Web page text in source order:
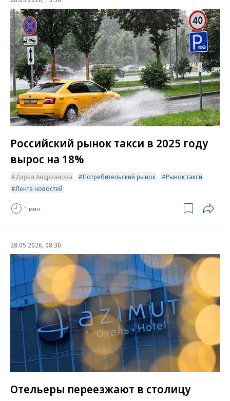
Российский рынок такси в 2025 году
вырос на 18%
Дарья Андрианова Потребительский рынок
Рынок такси
Лента новостей
1 мин.
28.05.2026, 08:30
Отельеры переезжают в столицу